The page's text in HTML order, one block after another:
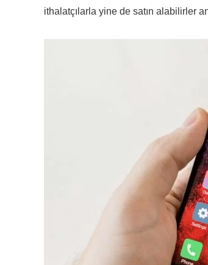
ithalatçılarla yine de satın alabilirler